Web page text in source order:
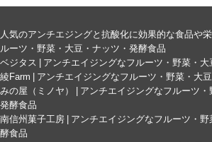
人気のアンチエジングと抗酸化に効果的な食品や
ルーツ・野菜・大豆・ナッツ・発酵食品
ベジタス | アンチエイジングなフルーツ・野菜・
綾Farm | アンチエイジングなフルーツ・野菜・大
みの屋（ミノヤ） | アンチエイジングなフルーツ・
発酵食品
南信州菓子工房 | アンチエイジングなフルーツ・
酵食品